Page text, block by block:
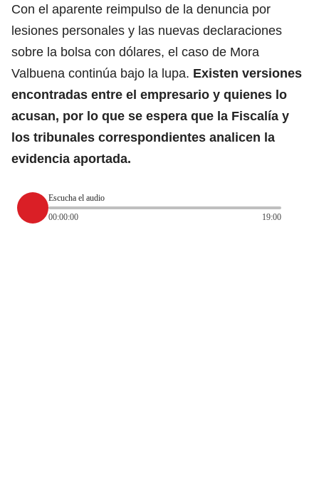
Con el aparente reimpulso de la denuncia por
lesiones personales y las nuevas declaraciones
sobre la bolsa con dólares, el caso de Mora
Valbuena continúa bajo la lupa. Existen versiones
encontradas entre el empresario y quienes lo
acusan, por lo que se espera que la Fiscalía y
los tribunales correspondientes analicen la
evidencia aportada.
Escucha el audio
00:00:00
19:00